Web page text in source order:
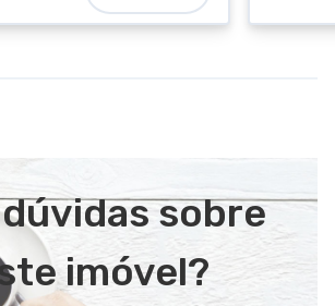
sobre
imóvel?